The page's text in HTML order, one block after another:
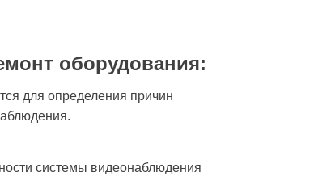
оборудования:
для определения причин
системы видеонаблюдения